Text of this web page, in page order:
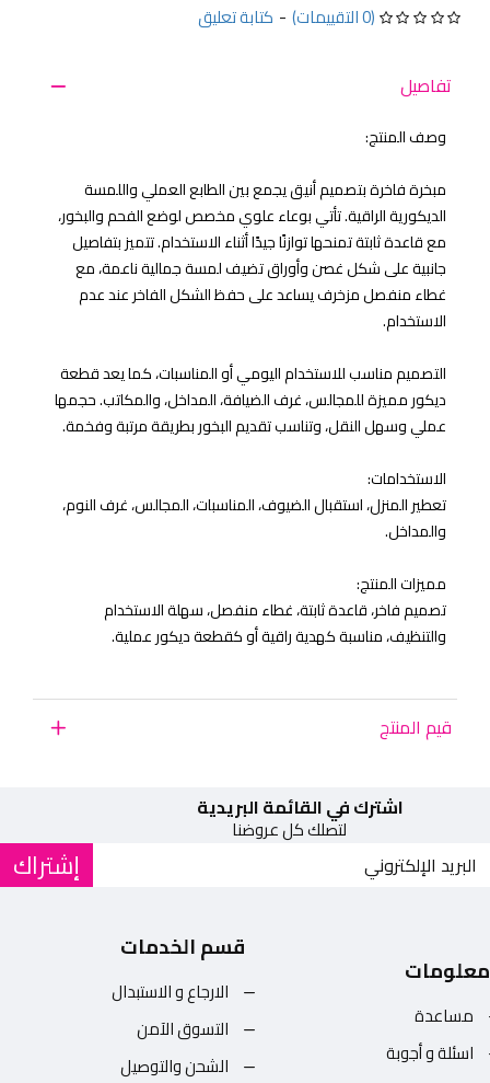
(0 التقييمات) - كتابة تعليق
تفاصيل
وصف المنتج:
مبخرة فاخرة بتصميم أنيق يجمع بين الطابع العملي واللمسة
الديكورية الراقية. تأتي بوعاء علوي مخصص لوضع الفحم والبخور،
مع قاعدة ثابتة تمنحها توازنًا جيدًا أثناء الاستخدام. تتميز بتفاصيل
جانبية على شكل غصن وأوراق تضيف لمسة جمالية ناعمة، مع
غطاء منفصل مزخرف يساعد على حفظ الشكل الفاخر عند عدم
الاستخدام.
التصميم مناسب للاستخدام اليومي أو المناسبات، كما يعد قطعة
ديكور مميزة للمجالس، غرف الضيافة، المداخل، والمكاتب. حجمها
عملي وسهل النقل، وتناسب تقديم البخور بطريقة مرتبة وفخمة.
الاستخدامات:
تعطير المنزل، استقبال الضيوف، المناسبات، المجالس، غرف النوم،
والمداخل.
مميزات المنتج:
تصميم فاخر، قاعدة ثابتة، غطاء منفصل، سهلة الاستخدام
والتنظيف، مناسبة كهدية راقية أو كقطعة ديكور عملية.
قيم المنتج
اشترك في القائمة البريدية
لتصلك كل عروضنا
إشتراك
معلومات
مساعدة
اسئلة و أجوبة
قسم الخدمات
الارجاع و الاستبدال
التسوق الآمن
الشحن والتوصيل